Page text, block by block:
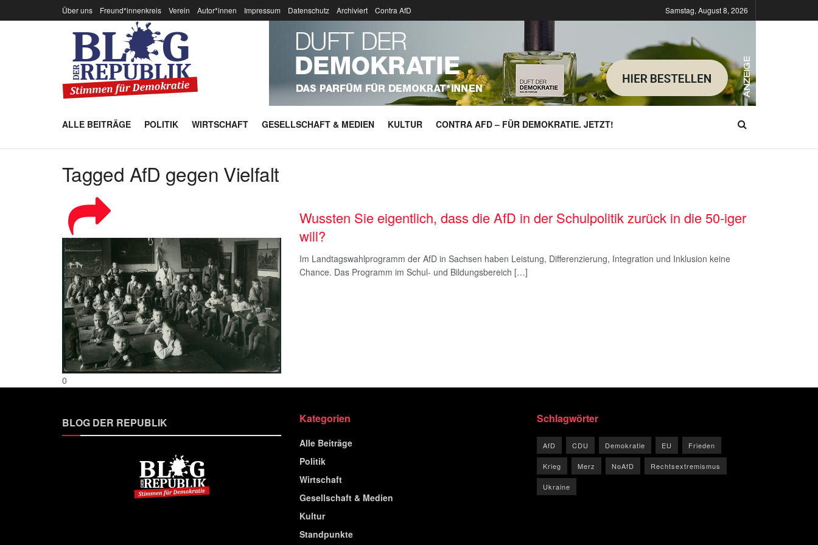
Über uns Freund*innenkreis Verein Autor*innen Impressum Datenschutz Archiviert Contra AfD Samstag, August 8, 2026
ALLE BEITRÄGE POLITIK WIRTSCHAFT GESELLSCHAFT & MEDIEN KULTUR CONTRA AFD – FÜR DEMOKRATIE. JETZT!
Tagged AfD gegen Vielfalt
0
Wussten Sie eigentlich, dass die AfD in der Schulpolitik zurück in die 50-iger
will?
Im Landtagswahlprogramm der AfD in Sachsen haben Leistung, Differenzierung, Integration und Inklusion keine
Chance. Das Programm im Schul- und Bildungsbereich […]
BLOG DER REPUBLIK Kategorien
Alle Beiträge
Politik
Wirtschaft
Gesellschaft & Medien
Kultur
Standpunkte
Schlagwörter
AfD CDU Demokratie EU Frieden
Krieg Merz NoAfD Rechtsextremismus
Ukraine